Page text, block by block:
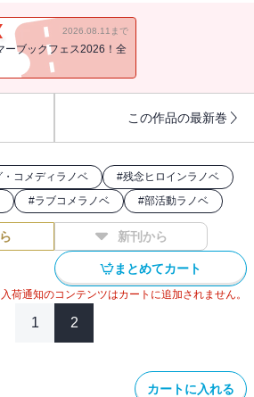
2026.08.11まで
ーブックフェス2026！全
この作品の最新巻
・コメディラノベ #残念ヒロインラノベ
#ラブコメラノベ #部活動ラノベ
新刊から
まとめてカート
荷通知のコンテンツはカートに追加されません。
1 2
カートに入れる